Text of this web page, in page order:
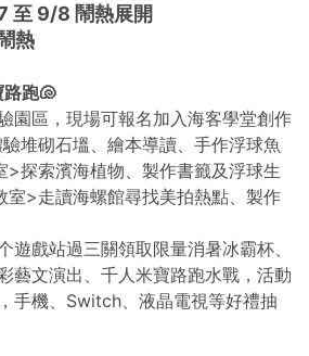
至 9/8 鬧熱展開
熱
跑🐚
園區，現場可報名加入海客學堂創作
堆砌石塭、繪本導讀、手作浮球魚
>探索濱海植物、製作書籤及浮球生
室>走讀海螺館尋找美拍熱點、製作
遊戲站過三關領取限量消暑冰霸杯、
藝文演出、千人米寶路跑水戰，活動
手機、Switch、液晶電視等好禮抽